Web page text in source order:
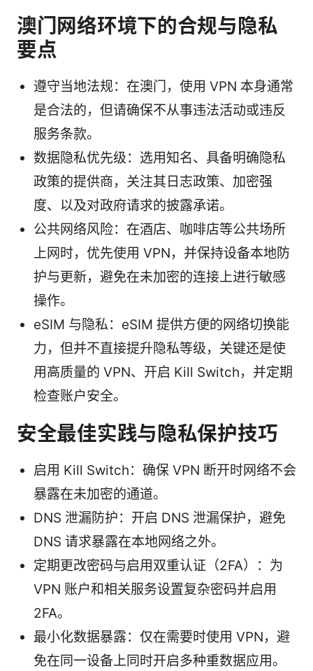
澳门网络环境下的合规与隐私
要点
遵守当地法规：在澳门，使用 VPN 本身通常
是合法的，但请确保不从事违法活动或违反
服务条款。
数据隐私优先级：选用知名、具备明确隐私
政策的提供商，关注其日志政策、加密强
度、以及对政府请求的披露承诺。
公共网络风险：在酒店、咖啡店等公共场所
上网时，优先使用 VPN，并保持设备本地防
护与更新，避免在未加密的连接上进行敏感
操作。
eSIM 与隐私：eSIM 提供方便的网络切换能
力，但并不直接提升隐私等级，关键还是使
用高质量的 VPN、开启 Kill Switch，并定期
检查账户安全。
安全最佳实践与隐私保护技巧
启用 Kill Switch：确保 VPN 断开时网络不会
暴露在未加密的通道。
DNS 泄漏防护：开启 DNS 泄漏保护，避免
DNS 请求暴露在本地网络之外。
定期更改密码与启用双重认证（2FA）：为
VPN 账户和相关服务设置复杂密码并启用
2FA。
最小化数据暴露：仅在需要时使用 VPN，避
免在同一设备上同时开启多种重数据应用。